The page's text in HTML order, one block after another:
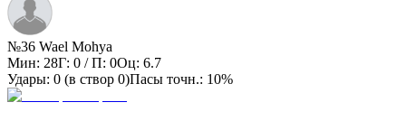
№36 Wael Mohya
Мин: 28Г: 0 / П: 0Оц: 6.7
Удары: 0 (в створ 0)Пасы точн.: 10%